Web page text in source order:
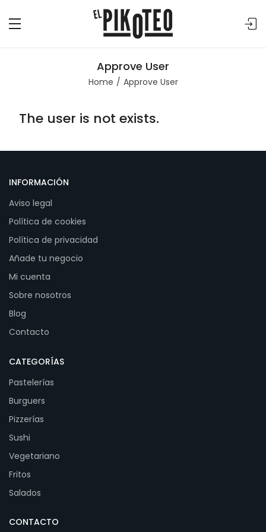
Approve User
Home Approve User
The user is not exists.
INFORMACIÓN
Aviso legal
Política de cookies
Política de privacidad
Añade tu negocio
Mi cuenta
Sobre nosotros
Blog
Contacto
CATEGORÍAS
Pastelerías
Burguers
Pizzerías
Sushi
Vegetariano
Fritos
Salados
CONTACTO